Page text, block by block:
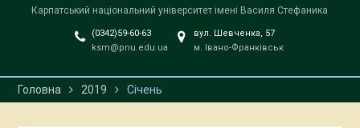
Карпатський національний університет імені Василя Стефаника
(0342)59-60-63
ksm@pnu.edu.ua
вул. Шевченка, 57
м. Івано-Франківськ
Головна 2019 Січень